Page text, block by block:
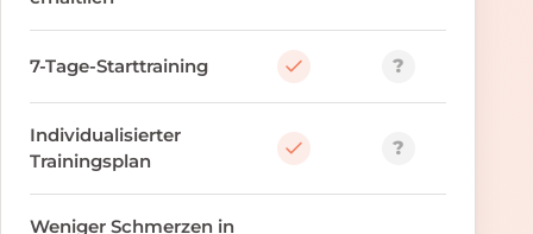
7-Tage-Starttraining ?
Individualisierter
Trainingsplan
?
Weniger Schmerzen in